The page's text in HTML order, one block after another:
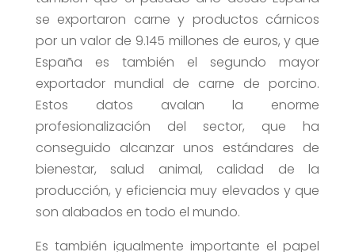
se exportaron carne y productos cárnicos
por un valor de 9.145 millones de euros, y que
España es también el segundo mayor
exportador mundial de carne de porcino.
Estos datos avalan la enorme
profesionalización del sector, que ha
conseguido alcanzar unos estándares de
bienestar, salud animal, calidad de la
producción, y eficiencia muy elevados y que
son alabados en todo el mundo.
Es también igualmente importante el papel